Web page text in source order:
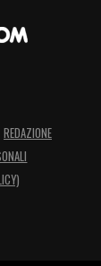
REDAZIONE